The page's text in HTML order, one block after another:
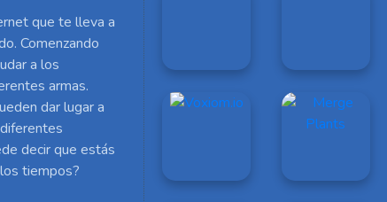
que te lleva a
Comenzando
a los
armas.
dar lugar a
decir que estás
tiempos?